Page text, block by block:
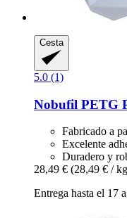
Cesta
5.0 (1)
Nobufil PETG
Fabricado a
Excelente
Duradero y
28,49 € (28,49 € /
Entrega hasta el 17